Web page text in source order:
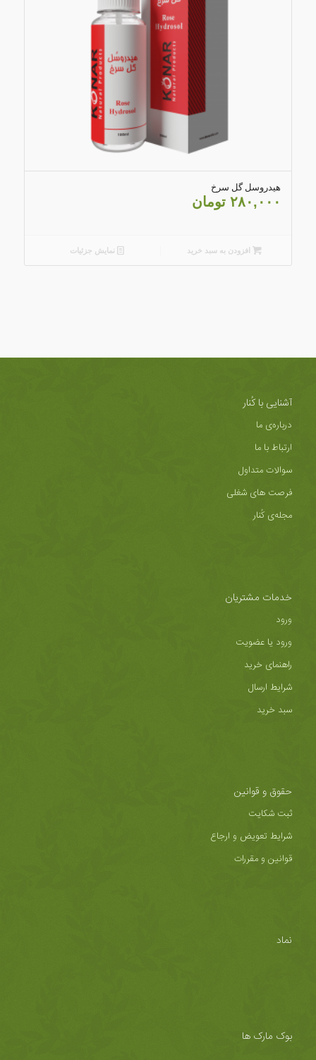
4.20
هیدروسل گل سرخ
۲۸۰,۰۰۰ تومان
افزودن به سبد خرید نمایش جزئیات
آشنایی با کُنار
درباره‌ی ما
ارتباط با ما
سوالات متداول
فرصت های شغلی
مجله‌ی کُنار
خدمات مشتریان
ورود
ورود یا عضویت
راهنمای خرید
شرایط ارسال
سبد خرید
حقوق و قوانین
ثبت شکایت
شرایط تعویض و ارجاع
قوانین و مقررات
نماد
بوک مارک ها